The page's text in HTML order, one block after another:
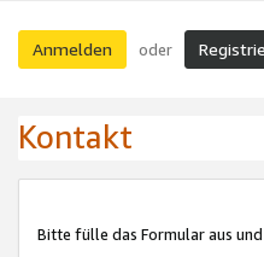
Anmelden oder
Kontakt
Bitte fülle das Formular aus